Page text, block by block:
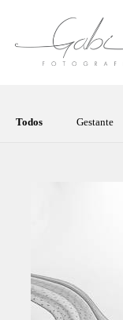
Todos Gestante